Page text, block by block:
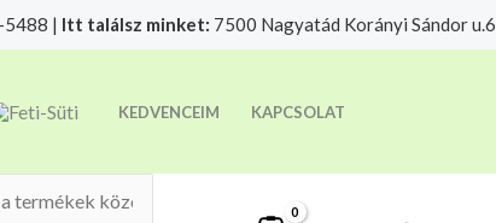
| Itt találsz minket: 7500 Nagyatád Korányi Sándor u.6.
KEDVENCEIM KAPCSOLAT
tekintettel a feloldási időre.